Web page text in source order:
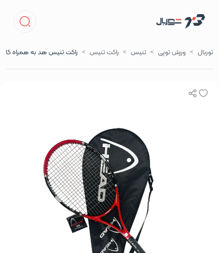
توربال ورزش توپی تنیس راکت تنیس راکت تنیس هد به همراه کاور